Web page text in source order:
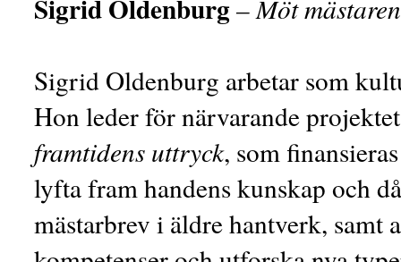
Sigrid Oldenburg– Möt
Sigrid Oldenburg arbetar som
Hon leder för närvarande
framtidens uttryck, som
lyfta fram handens kunskap och
mästarbrev i äldre hantverk, samt